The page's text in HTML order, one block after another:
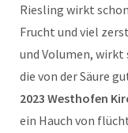
Riesling wirkt
Frucht und viel
und Volumen,
die von der Säure
2023 Westhofen
ein Hauch von